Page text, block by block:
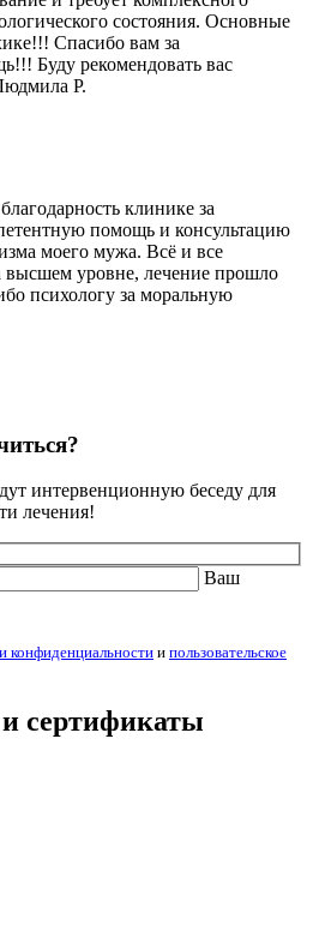
состояния. Основные
Спасибо вам за
Буду рекомендовать вас
Р.
клинике за
помощь и консультацию
моего мужа. Всё и все
уровне, лечение прошло
психологу за моральную
интервенционную беседу для
лечения!
Ваш
конфиденциальности и пользовательское
сертификаты